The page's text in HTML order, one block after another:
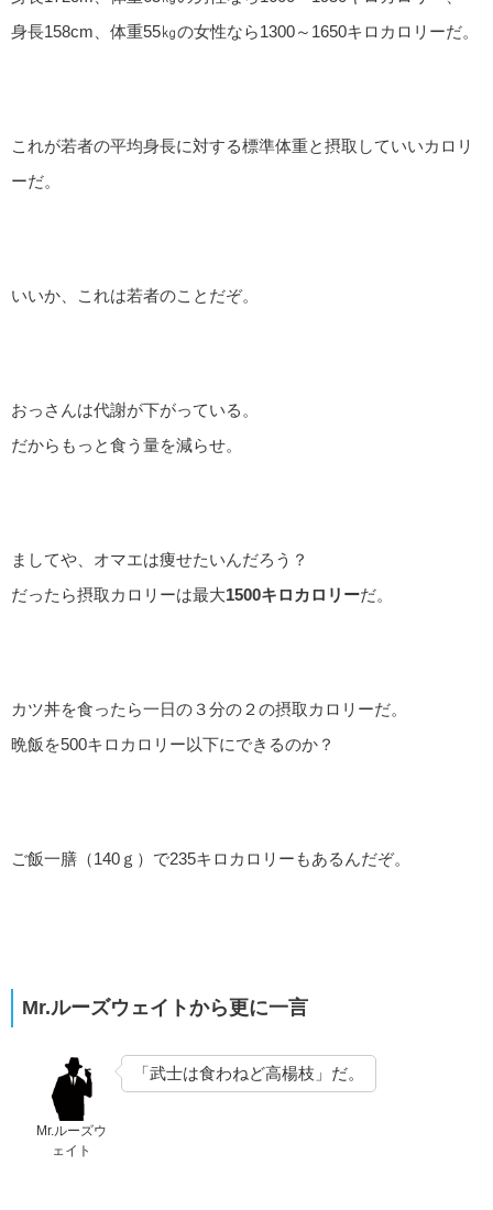
身長158cm、体重55㎏の女性なら1300～1650キロカロリーだ。
これが若者の平均身長に対する標準体重と摂取していいカロリ
ーだ。
いいか、これは若者のことだぞ。
おっさんは代謝が下がっている。
だからもっと食う量を減らせ。
ましてや、オマエは痩せたいんだろう？
だったら摂取カロリーは最大1500キロカロリーだ。
カツ丼を食ったら一日の３分の２の摂取カロリーだ。
晩飯を500キロカロリー以下にできるのか？
ご飯一膳（140ｇ）で235キロカロリーもあるんだぞ。
Mr.ルーズウェイトから更に一言
Mr.ルーズウ
ェイト
「武士は食わねど高楊枝」だ。